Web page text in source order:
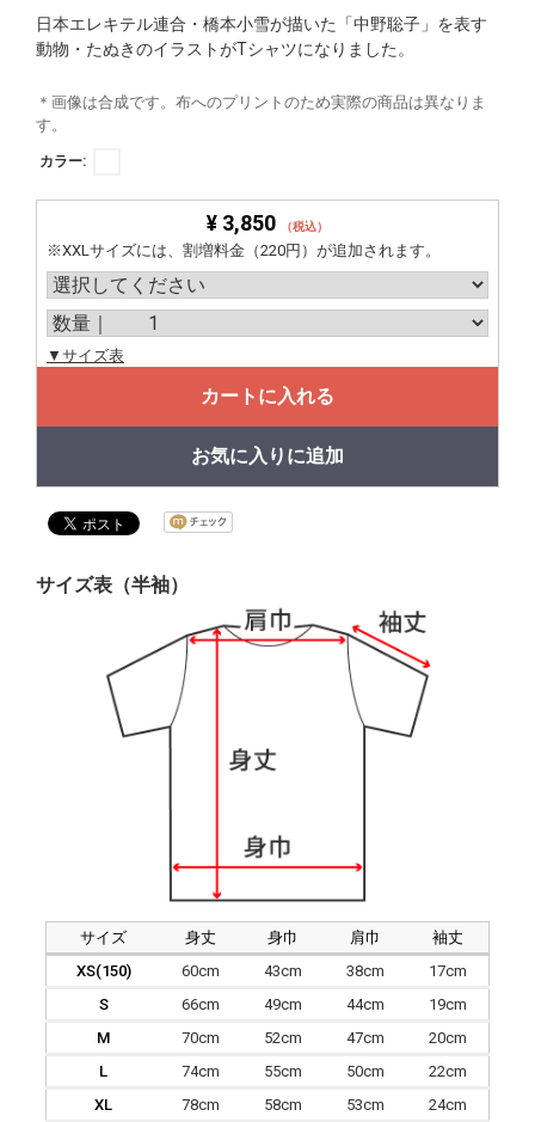
日本エレキテル連合・橋本小雪が描いた「中野聡子」を表す
動物・たぬきのイラストがTシャツになりました。
＊画像は合成です。布へのプリントのため実際の商品は異なりま
す。
カラー:
¥ 3,850 （税込）
※XXLサイズには、割増料金（220円）が追加されます。
▼サイズ表
カートに入れる
お気に入りに追加
サイズ表（半袖）
サイズ 身丈 身巾 肩巾
袖丈
XS(150)
60cm 43cm 38cm
17cm
S
66cm 49cm 44cm
19cm
M
70cm 52cm 47cm
20cm
L
74cm 55cm 50cm
22cm
XL
78cm 58cm 53cm 24cm